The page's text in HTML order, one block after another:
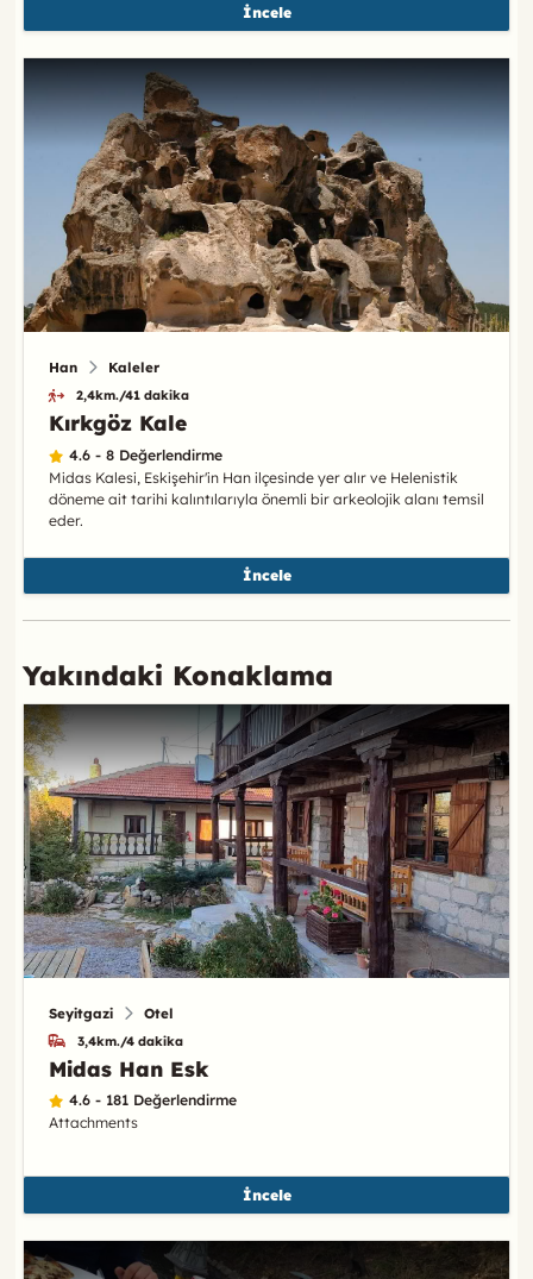
İncele
Han Kaleler
2,4km./41 dakika
Kırkgöz Kale
4.6 - 8 Değerlendirme
Midas Kalesi, Eskişehir'in Han ilçesinde yer alır ve Helenistik
döneme ait tarihi kalıntılarıyla önemli bir arkeolojik alanı temsil
eder.
İncele
Yakındaki Konaklama
Seyitgazi Otel
3,4km./4 dakika
Midas Han Esk
4.6 - 181 Değerlendirme
Attachments
İncele